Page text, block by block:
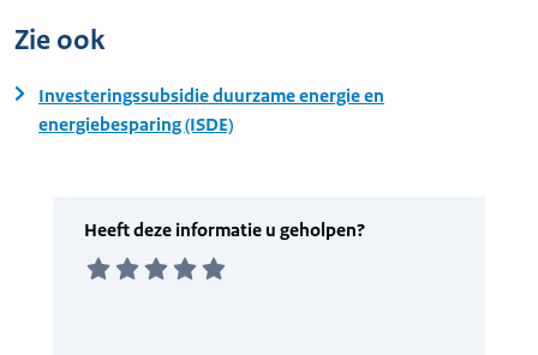
Zie ook
Investeringssubsidie duurzame energie en
energiebesparing (ISDE)